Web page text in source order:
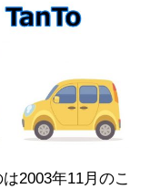
2003年11月のこ